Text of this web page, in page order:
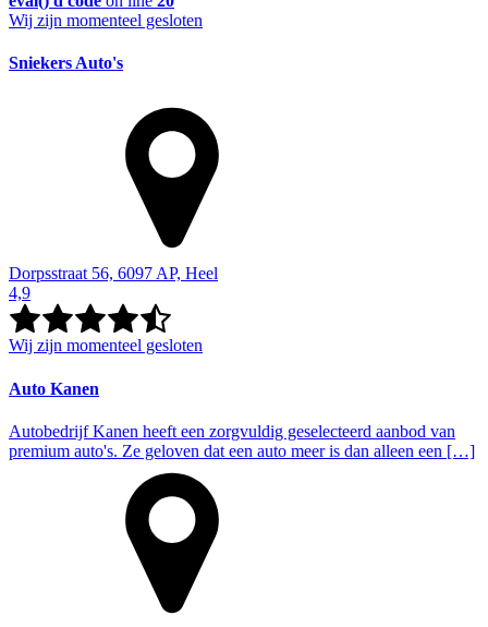
Wij zijn momenteel gesloten
Sniekers Auto's
Dorpsstraat 56, 6097 AP, Heel
4,9
Wij zijn momenteel gesloten
Auto Kanen
Autobedrijf Kanen heeft een zorgvuldig geselecteerd aanbod van
premium auto's. Ze geloven dat een auto meer is dan alleen een […]